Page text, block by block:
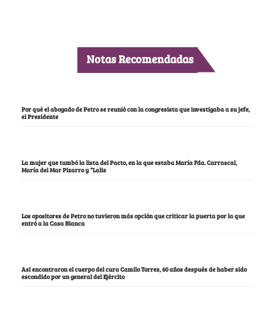
Notas Recomendadas
Por qué el abogado de Petro se reunió con la congresista que investigaba a su jefe,
el Presidente
La mujer que tumbó la lista del Pacto, en la que estaba María Fda. Carrascal,
María del Mar Pizarro y “Lalis
Los opositores de Petro no tuvieron más opción que criticar la puerta por la que
entró a la Casa Blanca
Así encontraron el cuerpo del cura Camilo Torres, 60 años después de haber sido
escondido por un general del Ejército